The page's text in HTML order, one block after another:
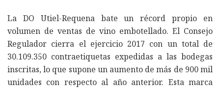
La DO Utiel-Requena bate un récord propio en
volumen de ventas de vino embotellado. El Consejo
Regulador cierra el ejercicio 2017 con un total de
30.109.350 contraetiquetas expedidas a las bodegas
inscritas, lo que supone un aumento de más de 900 mil
unidades con respecto al año anterior. Esta marca